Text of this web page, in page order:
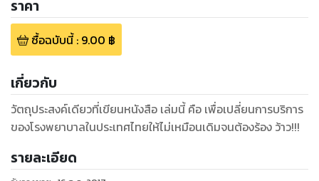
ราคา
ซื้อฉบับนี้: 9.00 ฿
เกี่ยวกับ
วัตถุประสงค์เดียวที่เขียนหนังสือ เล่มนี้ คือ เพื่อเปลี่ยนการบริการ
ของโรงพยาบาลในประเทศไทยให้ไม่เหมือนเดิมจนต้องร้อง ว้าว!!!
รายละเอียด